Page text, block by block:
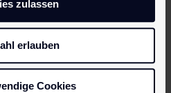
zulassen
erlauben
Cookies
selbst kann betroffenen
während der Untersuchung
in die Scheide einführt. So